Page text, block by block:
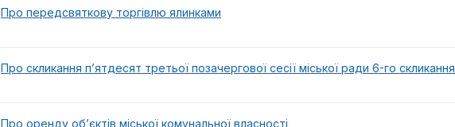
Про передсвяткову торгівлю ялинками
Про скликання п’ятдесят третьої позачергової сесії міської ради 6-го скликання
Про оренду об’єктів міської комунальної власності